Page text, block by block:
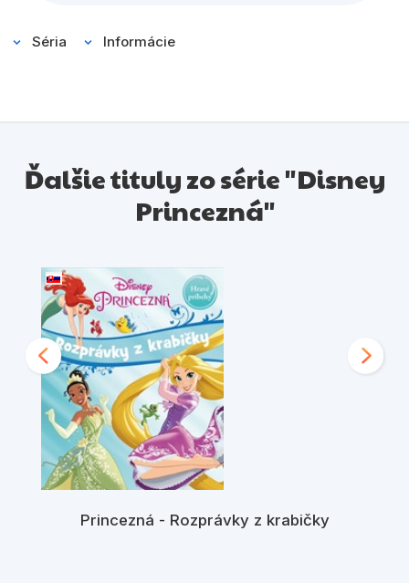
Séria Informácie
Ďalšie tituly zo série "Disney
Princezná"
Princezná - Rozprávky z krabičky